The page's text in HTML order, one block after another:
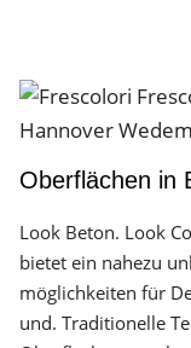
Oberflächen in
Look Beton. Look
bietet ein nahezu
möglichkeiten für
und. Traditionelle